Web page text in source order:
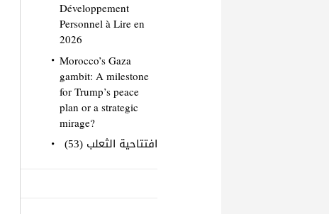
Développement
Personnel à Lire en
2026
Morocco’s Gaza
gambit: A milestone
for Trump’s peace
plan or a strategic
mirage?
افتتاحية الثعلب (53)